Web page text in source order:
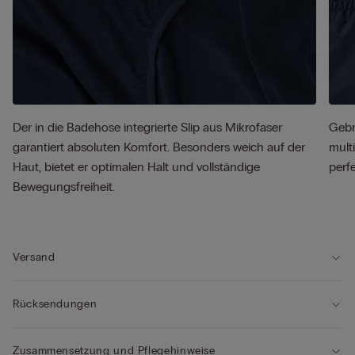
Der in die Badehose integrierte Slip aus Mikrofaser
garantiert absoluten Komfort. Besonders weich auf der
Haut, bietet er optimalen Halt und vollständige
Bewegungsfreiheit.
Versand
Rücksendungen
Zusammensetzung und Pflegehinweise